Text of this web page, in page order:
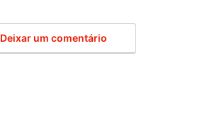
Deixar um comentário